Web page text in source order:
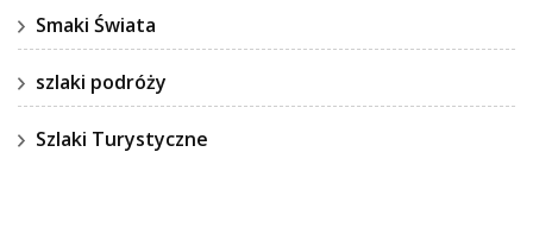
Smaki Świata
szlaki podróży
Szlaki Turystyczne